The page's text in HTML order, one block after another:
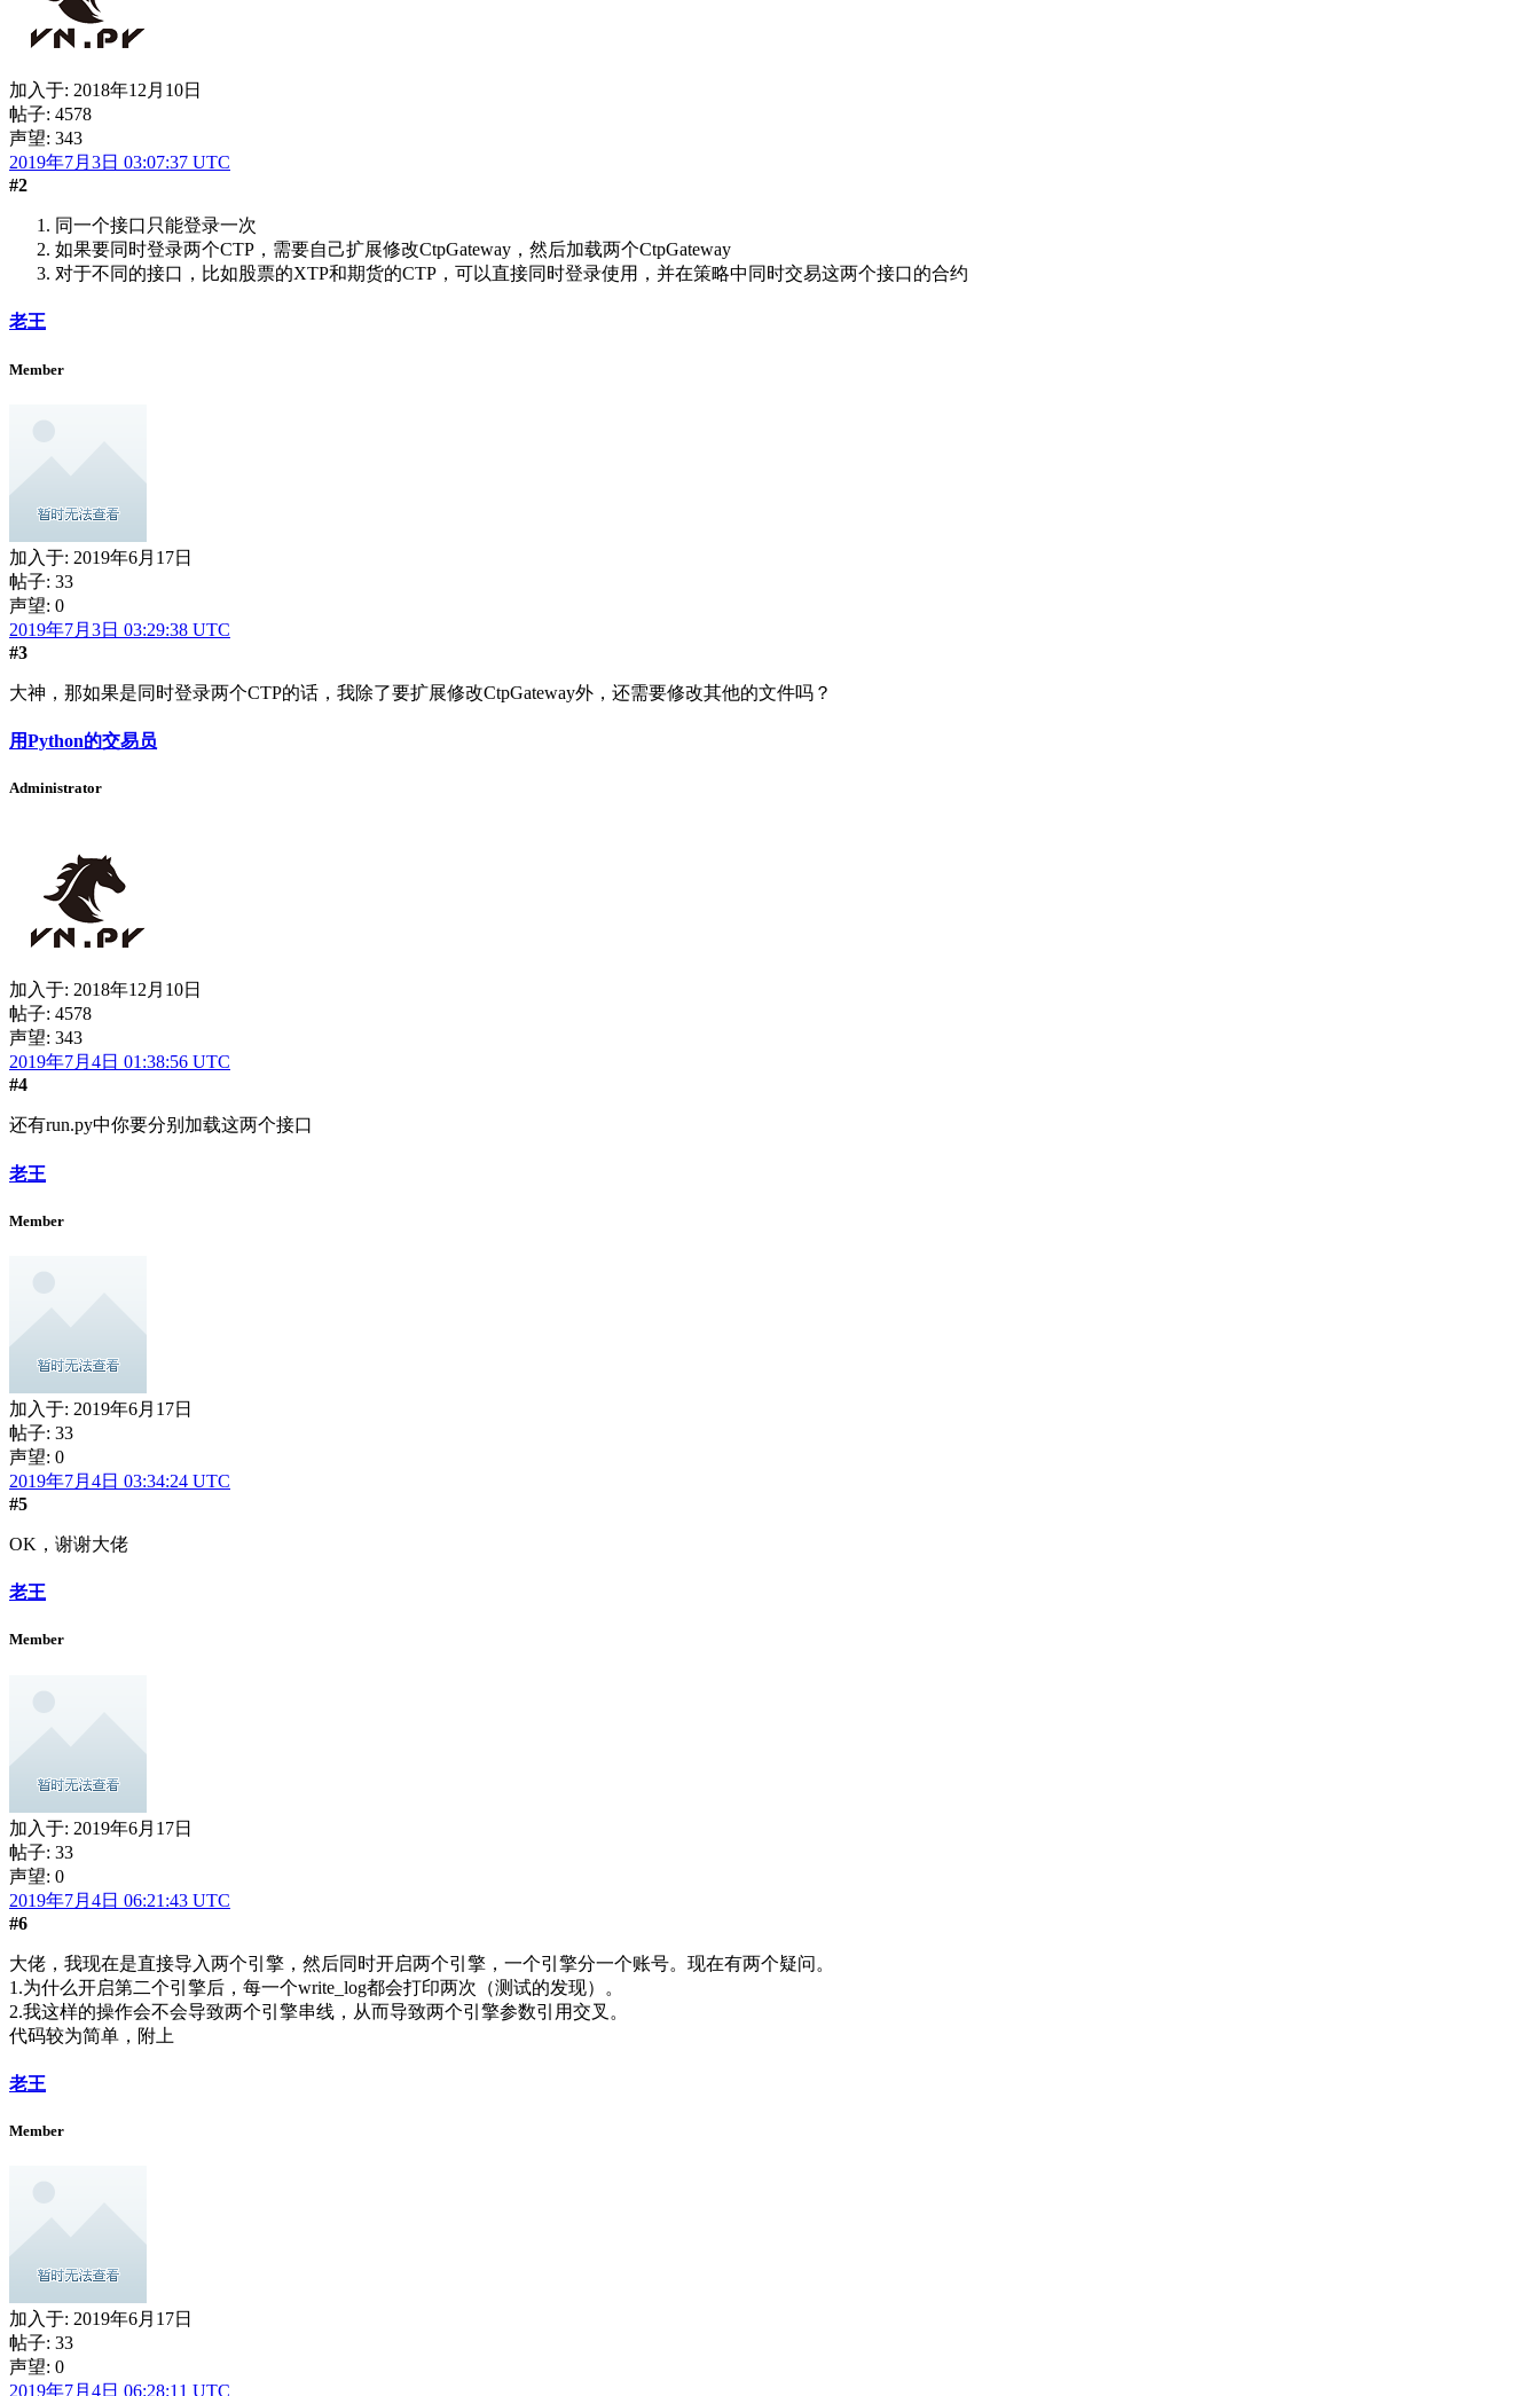
加入于: 2018年12月10日
帖子: 4578
声望: 343
2019年7月3日 03:07:37 UTC
#2
同一个接口只能登录一次
如果要同时登录两个CTP，需要自己扩展修改CtpGateway，然后加载两个CtpGateway
对于不同的接口，比如股票的XTP和期货的CTP，可以直接同时登录使用，并在策略中同时交易这两个接口的合约
老王
Member
加入于: 2019年6月17日
帖子: 33
声望: 0
2019年7月3日 03:29:38 UTC
#3
大神，那如果是同时登录两个CTP的话，我除了要扩展修改CtpGateway外，还需要修改其他的文件吗？
用Python的交易员
Administrator
加入于: 2018年12月10日
帖子: 4578
声望: 343
2019年7月4日 01:38:56 UTC
#4
还有run.py中你要分别加载这两个接口
老王
Member
加入于: 2019年6月17日
帖子: 33
声望: 0
2019年7月4日 03:34:24 UTC
#5
OK，谢谢大佬
老王
Member
加入于: 2019年6月17日
帖子: 33
声望: 0
2019年7月4日 06:21:43 UTC
#6
大佬，我现在是直接导入两个引擎，然后同时开启两个引擎，一个引擎分一个账号。现在有两个疑问。
1.为什么开启第二个引擎后，每一个write_log都会打印两次（测试的发现）。
2.我这样的操作会不会导致两个引擎串线，从而导致两个引擎参数引用交叉。
代码较为简单，附上
老王
Member
加入于: 2019年6月17日
帖子: 33
声望: 0
2019年7月4日 06:28:11 UTC